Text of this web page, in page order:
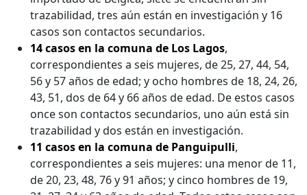
trazabilidad, tres aún están en investigación y 16
casos son contactos secundarios.
14 casos en la comuna de Los Lagos,
correspondientes a seis mujeres, de 25, 27, 44, 54,
56 y 57 años de edad; y ocho hombres de 18, 24, 26,
43, 51, dos de 64 y 66 años de edad. De estos casos
once son contactos secundarios, uno aún está sin
trazabilidad y dos están en investigación.
11 casos en la comuna de Panguipulli,
correspondientes a seis mujeres: una menor de 11,
de 20, 23, 48, 76 y 91 años; y cinco hombres de 19,